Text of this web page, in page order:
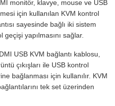
monitör, klavye, mouse ve USB
için kullanılan KVM kontrol
sayesinde bağlı iki sistem
yapılmasını sağlar.
USB KVM bağlantı kablosu,
çıkışları ile USB kontrol
bağlanması için kullanılır. KVM
tek set üzerinden